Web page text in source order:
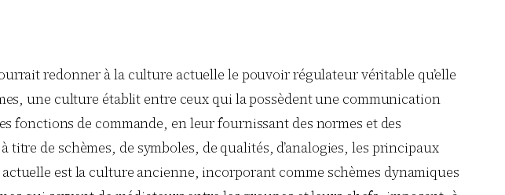
redonner à la culture actuelle le pouvoir régulateur véritable qu’elle
une culture établit entre ceux qui la possèdent une communication
fonctions de commande, en leur fournissant des normes et des
de schèmes, de symboles, de qualités, d’analogies, les principaux
est la culture ancienne, incorporant comme schèmes dynamiques